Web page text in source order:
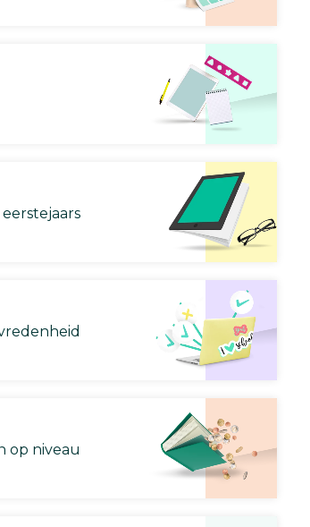
eerstejaars
op niveau